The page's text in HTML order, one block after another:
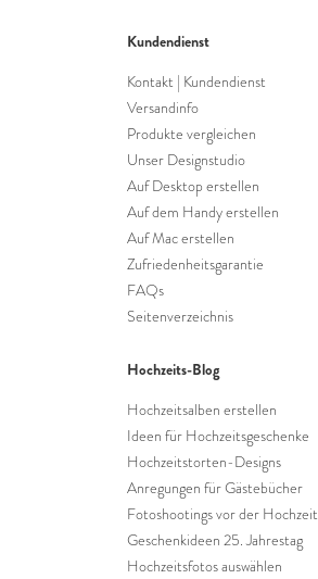
Kundendienst
Kontakt | Kundendienst
Versandinfo
Produkte vergleichen
Unser Designstudio
Auf Desktop erstellen
Auf dem Handy erstellen
Auf Mac erstellen
Zufriedenheitsgarantie
FAQs
Seitenverzeichnis
Hochzeits-Blog
Hochzeitsalben erstellen
Ideen für Hochzeitsgeschenke
Hochzeitstorten-Designs
Anregungen für Gästebücher
Fotoshootings vor der Hochzeit
Geschenkideen 25. Jahrestag
Hochzeitsfotos auswählen